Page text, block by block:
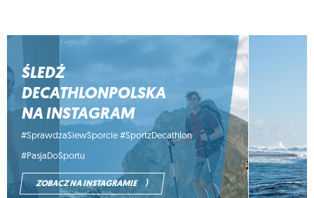
ŚLEDŹ
DECATHLONPOLSKA
NA INSTAGRAM
#SprawdzaSiewSporcie #SportzDecathlon
#PasjaDoSportu
ZOBACZ NA INSTAGRAMIE ⟩